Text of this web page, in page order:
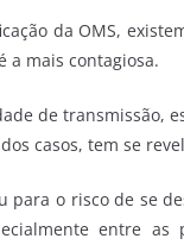
da OMS,
a mais contagiosa.
de transmissão,
casos, tem se
para o risco de se
entre as